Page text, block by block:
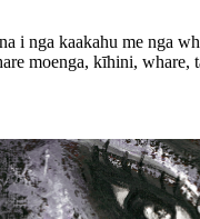
nga kaakahu me nga
moenga, kīhini, whare,